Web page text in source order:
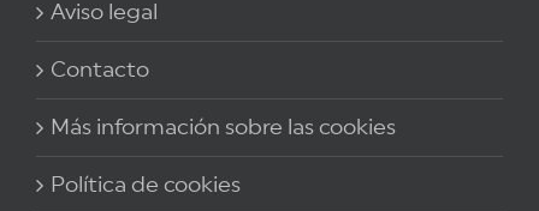
Aviso legal
Contacto
Más información sobre las cookies
Política de cookies